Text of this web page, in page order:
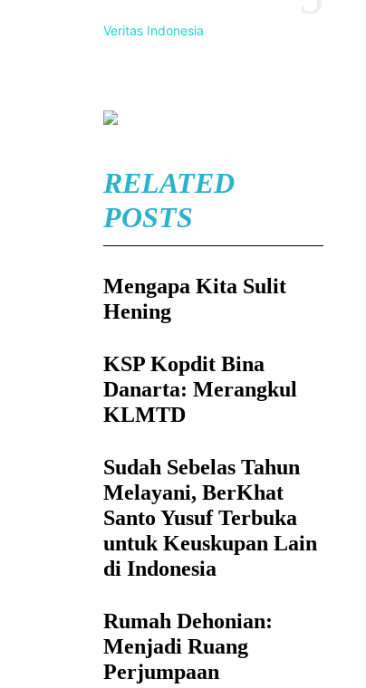
Veritas Indonesia
RELATED
POSTS
Mengapa Kita Sulit
Hening
KSP Kopdit Bina
Danarta: Merangkul
KLMTD
Sudah Sebelas Tahun
Melayani, BerKhat
Santo Yusuf Terbuka
untuk Keuskupan Lain
di Indonesia
Rumah Dehonian:
Menjadi Ruang
Perjumpaan